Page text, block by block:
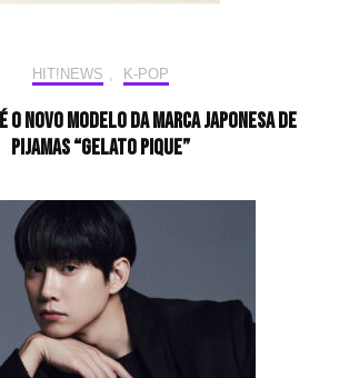
HIT!NEWS , K-POP
é o novo modelo da marca japonesa de
pijamas “Gelato Pique”